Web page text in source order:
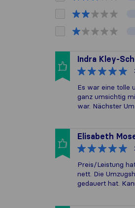
Indra Kley-
Es war eine tolle
ganz umsichtig
war. Nächster
Elisabeth
Preis/Leistung
nett. Die
gedauert hat.